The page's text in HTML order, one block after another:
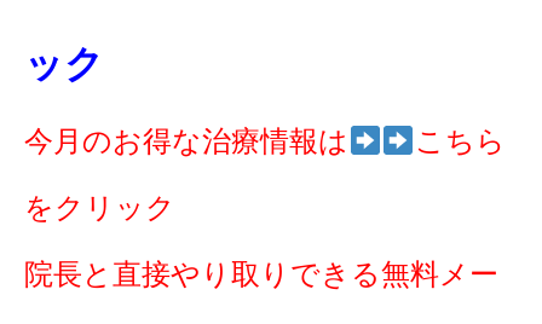
ック
今月のお得な治療情報は こちら
をクリック
院長と直接やり取りできる無料メー